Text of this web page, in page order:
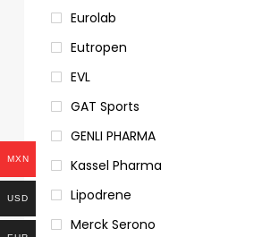
Eurolab
Eutropen
EVL
GAT Sports
GENLI PHARMA
Kassel Pharma
Lipodrene
Merck Serono
MXN
USD